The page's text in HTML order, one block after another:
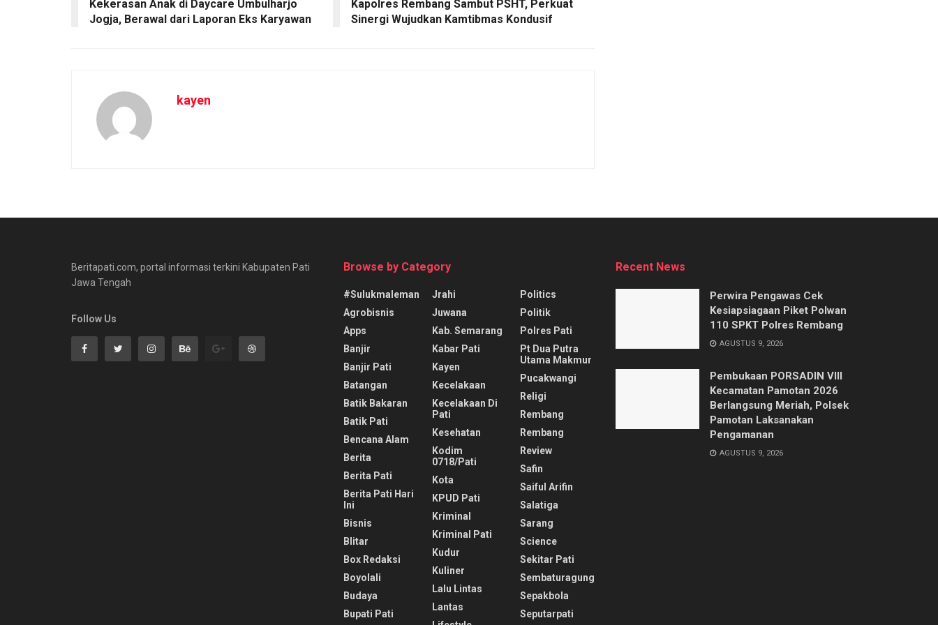
Kekerasan Anak di Daycare Umbulharjo
Jogja, Berawal dari Laporan Eks Karyawan
Kapolres Rembang Sambut PSHT, Perkuat
Sinergi Wujudkan Kamtibmas Kondusif
kayen
Beritapati.com, portal informasi terkini Kabupaten Pati
Jawa Tengah
Follow Us
Browse by Category
#sulukmaleman
Agrobisnis
Apps
Banjir
Banjir Pati
Batangan
Batik Bakaran
Batik Pati
Bencana Alam
Berita
Berita Pati
Berita Pati Hari
Ini
Bisnis
Blitar
Box Redaksi
Boyolali
Budaya
Bupati Pati
Jrahi
Juwana
Kab. Semarang
Kabar Pati
Kayen
Kecelakaan
Kecelakaan Di
Pati
Kesehatan
Kodim
0718/pati
Kota
KPUD Pati
Kriminal
Kriminal Pati
Kudur
Kuliner
Lalu Lintas
Lantas
Politics
Politik
Polres Pati
Pt Dua Putra
Utama Makmur
Pucakwangi
Religi
Rembang
Rembang
Review
Safin
Saiful Arifin
Salatiga
Sarang
Science
Sekitar Pati
Sembaturagung
Sepakbola
Seputarpati
Recent News
Perwira Pengawas Cek
Kesiapsiagaan Piket Polwan
110 SPKT Polres Rembang
AGUSTUS 9, 2026
Pembukaan PORSADIN VIII
Kecamatan Pamotan 2026
Berlangsung Meriah, Polsek
Pamotan Laksanakan
Pengamanan
AGUSTUS 9, 2026